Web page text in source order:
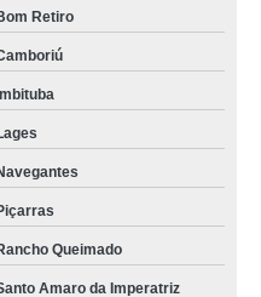
Retiro
Imbituba
Queimado
Amaro da Imperatriz